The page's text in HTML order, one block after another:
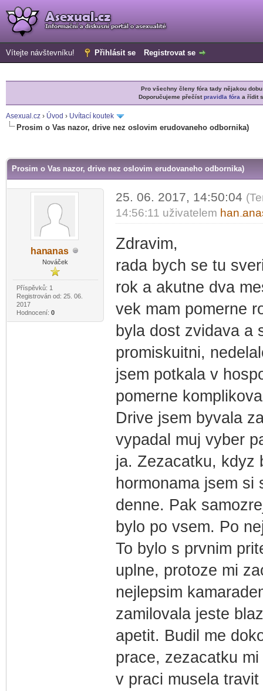
Vítejte návštevníku! Přihlásit se Registrovat se
Pro všechny členy fóra tady nějakou
Doporučujeme přečístpravidla fóra a řídit
Asexual.cz › Úvod › Uvítací koutek
Prosim o Vas nazor, drive nez oslovim erudovaneho odbornika)
Prosim o Vas nazor, drive nez oslovim erudovaneho odbornika)
hananas
Nováček
Příspěvků: 1
Registrován od: 25. 06.
2017
Hodnocení: 0
25. 06. 2017, 14:50:04
14:56:11 uživatelem han
Zdravim,
rada bych se tu
rok a akutne dva
vek mam pomerne
byla dost zvidava a
promiskuitni,
jsem potkala v
pomerne
Drive jsem byvala
vypadal muj vyber
ja. Zezacatku, kdyz
hormonama jsem
denne. Pak
bylo po vsem. Po
To bylo s prvnim
uplne, protoze mi
nejlepsim
zamilovala jeste
apetit. Budil me
prace, zezacatku
v praci musela